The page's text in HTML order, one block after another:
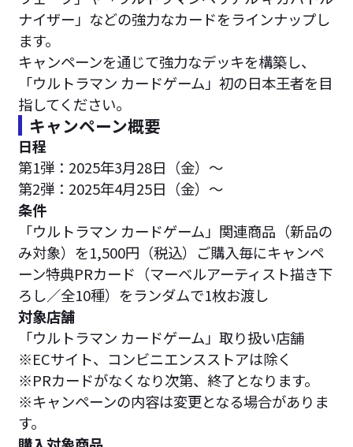
ナイザー」などの強力なカードをラインナップし
ます。
キャンペーンを通じて強力なデッキを構築し、
「ウルトラマン カードゲーム」初の日本王者を目
指してください。
キャンペーン概要
日程
第1弾：2025年3月28日（金）～
第2弾：2025年4月25日（金）～
条件
「ウルトラマン カードゲーム」関連商品（新品の
み対象）を1,500円（税込）ご購入毎にキャンペ
ーン特典PRカード（マーベルアーティスト描き下
ろし／全10種）をランダムで1枚お渡し
対象店舗
「ウルトラマン カードゲーム」取り扱い店舗
※ECサイト、コンビニエンスストアは除く
※PRカードがなくなり次第、終了となります。
※キャンペーンの内容は変更となる場合がありま
す。